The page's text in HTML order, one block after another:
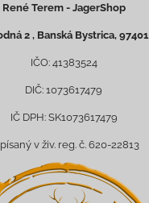
René Terem - JagerShop
2 , Banská Bystrica, 97401
IČO: 41383524
DIČ: 1073617479
IČ DPH: SK1073617479
v živ. reg. č. 620-22813